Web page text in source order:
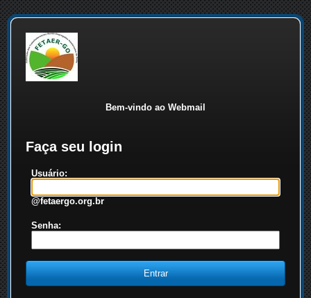
Bem-vindo ao Webmail
Faça seu login
Usuário:
@fetaergo.org.br
Senha: